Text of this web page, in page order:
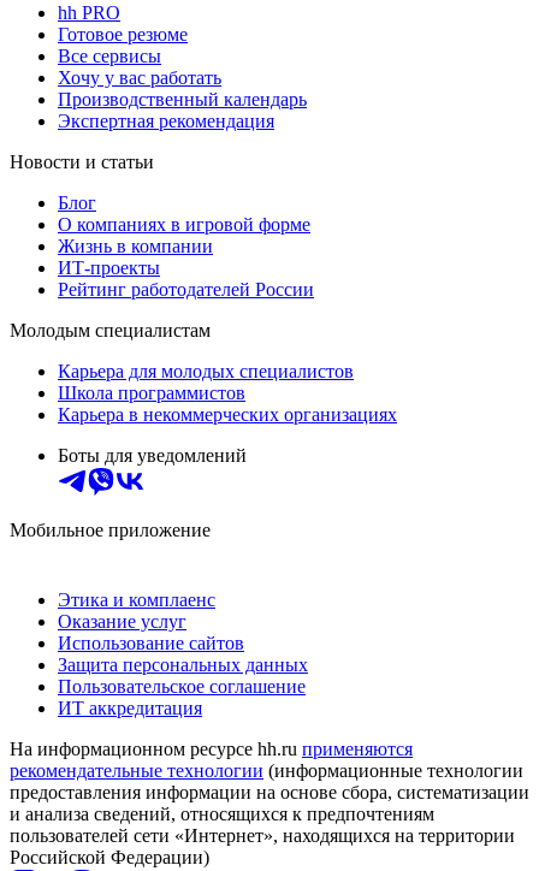
hh PRO
Готовое резюме
Все сервисы
Хочу у вас работать
Производственный календарь
Экспертная рекомендация
Новости и статьи
Блог
О компаниях в игровой форме
Жизнь в компании
ИТ-проекты
Рейтинг работодателей России
Молодым специалистам
Карьера для молодых специалистов
Школа программистов
Карьера в некоммерческих организациях
Боты для уведомлений
Мобильное приложение
Этика и комплаенс
Оказание услуг
Использование сайтов
Защита персональных данных
Пользовательское соглашение
ИТ аккредитация
На информационном ресурсе hh.ru применяются
рекомендательные технологии (информационные технологии
предоставления информации на основе сбора, систематизации
и анализа сведений, относящихся к предпочтениям
пользователей сети «Интернет», находящихся на территории
Российской Федерации)